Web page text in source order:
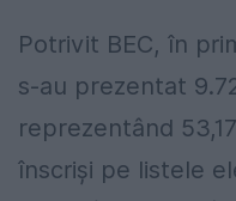
Potrivit BEC, în
s-au prezentat
reprezentând
înscrişi pe listele